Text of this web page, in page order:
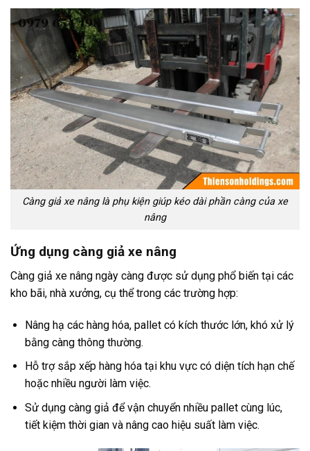
Càng giả xe nâng là phụ kiện giúp kéo dài phần càng của xe
nâng
Ứng dụng càng giả xe nâng
Càng giả xe nâng ngày càng được sử dụng phổ biến tại các
kho bãi, nhà xưởng, cụ thể trong các trường hợp:
Nâng hạ các hàng hóa, pallet có kích thước lớn, khó xử lý
bằng càng thông thường.
Hỗ trợ sắp xếp hàng hóa tại khu vực có diện tích hạn chế
hoặc nhiều người làm việc.
Sử dụng càng giả để vận chuyển nhiều pallet cùng lúc,
tiết kiệm thời gian và nâng cao hiệu suất làm việc.